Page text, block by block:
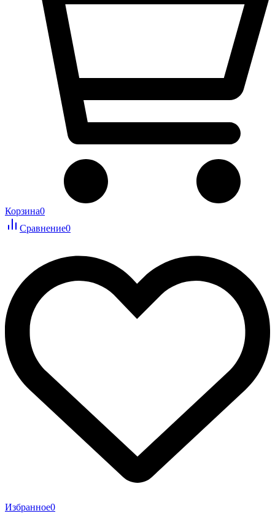
Корзина0
Сравнение0
Избранное0